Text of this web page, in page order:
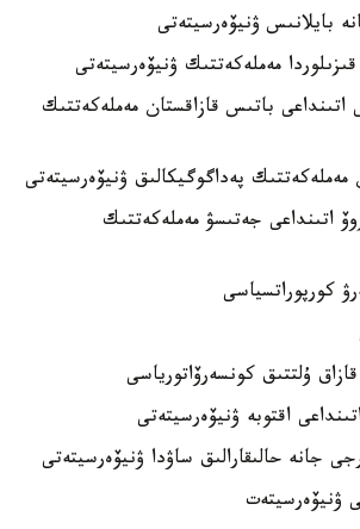
بايلانىس ۋنيۆەرسيتەتى
مەملەكەتتىك ۋنيۆەرسيتەتى
اتىنداعى باتىس قازاقستان مەملەكەتتىك
پەداگوگيكالىق ۋنيۆەرسيتەتى
اتىنداعى جەتىسۋ مەملەكەتتىك
كورپوراتسياسى
ۇلتتىق كونسەرۆاتورياسى
جانە حالىقارالىق ساۋدا ۋنيۆەرسيتەتى
ۋنيۆەرسيتەت